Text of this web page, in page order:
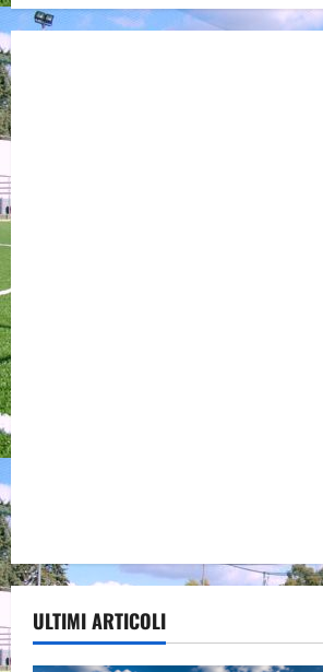
ULTIMI ARTICOLI